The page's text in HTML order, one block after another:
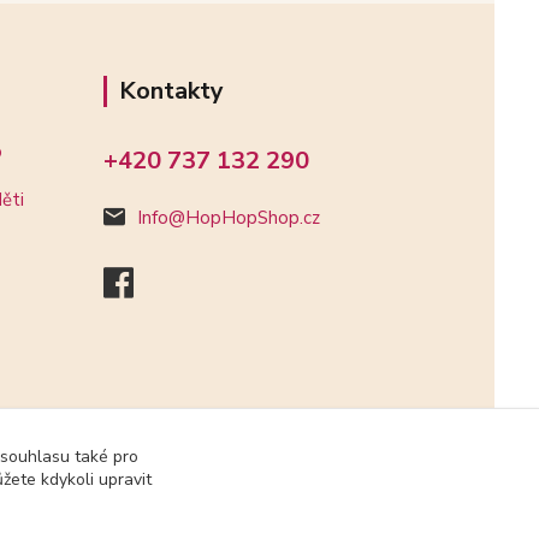
Kontakty
+420 737 132 290
Info@HopHopShop.cz
také pro
kdykoli upravit